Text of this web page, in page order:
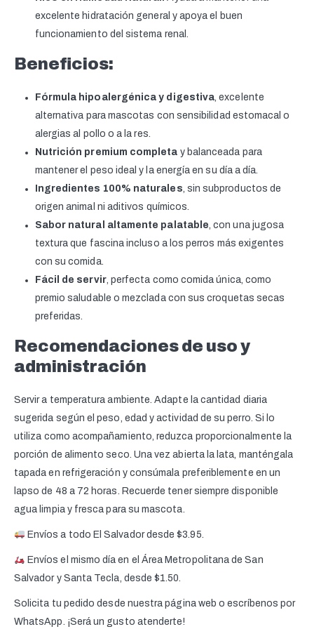
excelente hidratación general y apoya el buen
funcionamiento del sistema renal.
Beneficios:
Fórmula hipoalergénica y digestiva , excelente
alternativa para mascotas con sensibilidad estomacal o
alergias al pollo o a la res.
Nutrición premium completa y balanceada para
mantener el peso ideal y la energía en su día a día.
Ingredientes 100% naturales , sin subproductos de
origen animal ni aditivos químicos.
Sabor natural altamente palatable , con una jugosa
textura que fascina incluso a los perros más exigentes
con su comida.
Fácil de servir, perfecta como comida única, como
premio saludable o mezclada con sus croquetas secas
preferidas.
Recomendaciones de uso y
administración
Servir a temperatura ambiente. Adapte la cantidad diaria
sugerida según el peso, edad y actividad de su perro. Si lo
utiliza como acompañamiento, reduzca proporcionalmente la
porción de alimento seco. Una vez abierta la lata, manténgala
tapada en refrigeración y consúmala preferiblemente en un
lapso de 48 a 72 horas. Recuerde tener siempre disponible
agua limpia y fresca para su mascota.
Envíos a todo El Salvador desde $3.95.
Envíos el mismo día en el Área Metropolitana de San
Salvador y Santa Tecla, desde $1.50.
Solicita tu pedido desde nuestra página web o escríbenos por
WhatsApp. ¡Será un gusto atenderte!